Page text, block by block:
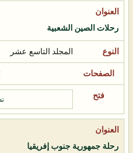
رحلات الصين الشعبية
المجلد التاسع عشر
رحلة جمهورية جنوب إفريقيا